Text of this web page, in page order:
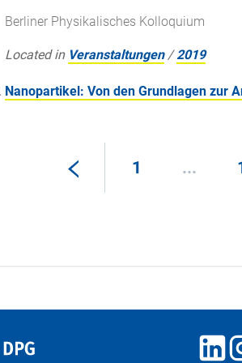
Berliner Physikalisches Kolloquium
Located in Veranstaltungen /2019
Nanopartikel: Von den Grundlagen zur
1 ...